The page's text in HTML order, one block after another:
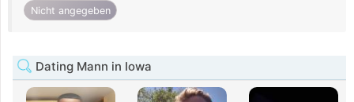
Nicht angegeben
Dating Mann in Iowa